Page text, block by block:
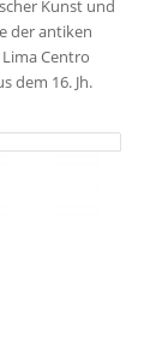
Kunst und
der antiken
Centro
dem 16. Jh.